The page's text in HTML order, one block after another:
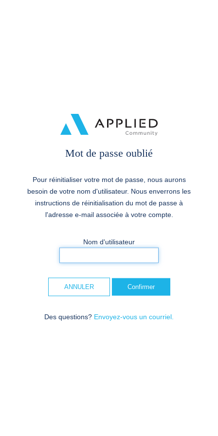
Mot de passe oublié
Pour réinitialiser votre mot de passe, nous aurons
besoin de votre nom d'utilisateur. Nous enverrons les
instructions de réinitialisation du mot de passe à
l'adresse e-mail associée à votre compte.
Nom d'utilisateur
ANNULER
Des questions? Envoyez-vous un courriel.